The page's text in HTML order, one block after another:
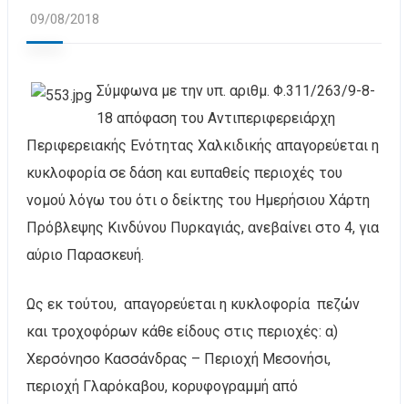
09/08/2018
Σύμφωνα με την υπ. αριθμ. Φ.311/263/9-8-
18 απόφαση του Αντιπεριφερειάρχη
Περιφερειακής Ενότητας Χαλκιδικής απαγορεύεται η
κυκλοφορία σε δάση και ευπαθείς περιοχές του
νομού λόγω του ότι ο δείκτης του Ημερήσιου Χάρτη
Πρόβλεψης Κινδύνου Πυρκαγιάς, ανεβαίνει στο 4, για
αύριο Παρασκευή.
Ως εκ τούτου, απαγορεύεται η κυκλοφορία πεζών
και τροχοφόρων κάθε είδους στις περιοχές: α)
Χερσόνησο Κασσάνδρας – Περιοχή Μεσονήσι,
περιοχή Γλαρόκαβου, κορυφογραμμή από